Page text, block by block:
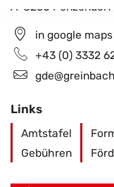
A-8230 Penzendorf
in google maps
+43 (0) 3332
Links
Amtstafel
Gebühren